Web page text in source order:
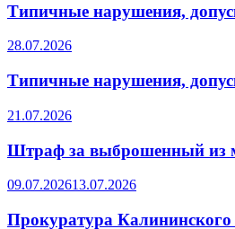
Типичные нарушения,
28.07.2026
Типичные нарушения,
21.07.2026
Штраф за выброшенный из
09.07.202613.07.2026
Прокуратура Калининского